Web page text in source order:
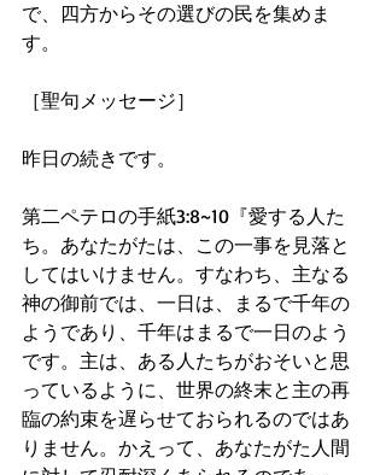
で、四方からその選びの民を集めま
す。
［聖句メッセージ］
昨日の続きです。
第二ペテロの手紙3:8~10『愛する人た
ち。あなたがたは、この一事を見落と
してはいけません。すなわち、主なる
神の御前では、一日は、まるで千年の
ようであり、千年はまるで一日のよう
です。主は、ある人たちがおそいと思
っているように、世界の終末と主の再
臨の約束を遅らせておられるのではあ
りません。かえって、あなたがた人間